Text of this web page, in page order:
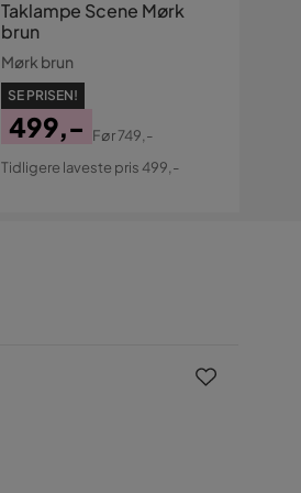
Taklampe Scene Mørk
brun
Mørk brun
SE PRISEN!
Pris
499,-
Original
Før749,-
Tidligere laveste pris 499,-